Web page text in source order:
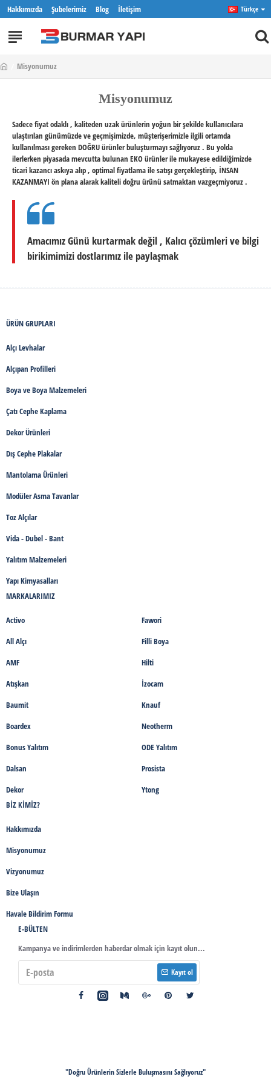
Hakkımızda Şubelerimiz Blog İletişim Türkçe
Misyonumuz
Misyonumuz
Sadece fiyat odaklı , kaliteden uzak ürünlerin yoğun bir şekilde kullanıcılara
ulaştırılan günümüzde ve geçmişimizde, müşterişerimizle ilgili ortamda
kullanılması gereken DOĞRUürünler buluşturmayı sağlıyoruz . Bu yolda
ilerlerken piyasada mevcutta bulunan EKO ürünler ile mukayese edildiğimizde
ticari kazancı askıya alıp , optimal fiyatlama ile satışı gerçekleştirip, İNSAN
KAZANMAYI ön plana alarak kaliteli doğru ürünü satmaktan vazgeçmiyoruz .
Amacımız Günü kurtarmak değil , Kalıcı çözümleri ve bilgi
birikimimizi dostlarımız ile paylaşmak
ÜRÜN GRUPLARI
Alçı Levhalar
Alçıpan Profilleri
Boya ve Boya Malzemeleri
Çatı Cephe Kaplama
Dekor Ürünleri
Dış Cephe Plakalar
Mantolama Ürünleri
Modüler Asma Tavanlar
Toz Alçılar
Vida - Dubel - Bant
Yalıtım Malzemeleri
Yapı Kimyasalları
MARKALARIMIZ
Activo
All Alçı
AMF
Atışkan
Baumit
Boardex
Bonus Yalıtım
Dalsan
Dekor
Fawori
Filli Boya
Hilti
İzocam
Knauf
Neotherm
ODE Yalıtım
Prosista
Ytong
BIZ KIMIZ?
Hakkımızda
Misyonumuz
Vizyonumuz
Bize Ulaşın
Havale Bildirim Formu
E-BÜLTEN
Kampanya ve indirimlerden haberdar olmak için kayıt olun...
Kayıt ol
"Doğru Ürünlerin Sizlerle Buluşmasını Sağlıyoruz"